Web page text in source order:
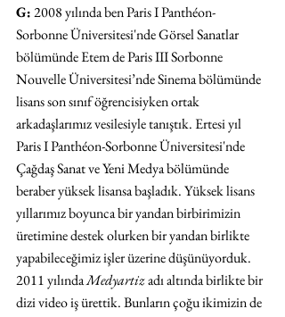
G: 2008 yılında ben Paris I Panthéon-
Sorbonne Üniversitesi'nde Görsel Sanatlar
bölümünde Etem de Paris III Sorbonne
Nouvelle Üniversitesi’nde Sinema bölümünde
lisans son sınıf öğrencisiyken ortak
arkadaşlarımız vesilesiyle tanıştık. Ertesi yıl
Paris I Panthéon-Sorbonne Üniversitesi'nde
Çağdaş Sanat ve Yeni Medya bölümünde
beraber yüksek lisansa başladık. Yüksek lisans
yıllarımız boyunca bir yandan birbirimizin
üretimine destek olurken bir yandan birlikte
yapabileceğimiz işler üzerine düşünüyorduk.
2011 yılında Medyartiz adı altında birlikte bir
dizi video iş ürettik. Bunların çoğu ikimizin de